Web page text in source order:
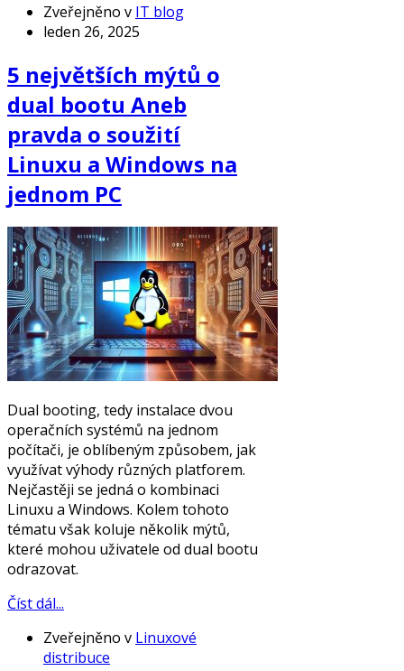
Zveřejněno v IT blog
leden 26, 2025
5 největších mýtů o
dual bootu Aneb
pravda o soužití
Linuxu a Windows na
jednom PC
Dual booting, tedy instalace dvou
operačních systémů na jednom
počítači, je oblíbeným způsobem, jak
využívat výhody různých platforem.
Nejčastěji se jedná o kombinaci
Linuxu a Windows. Kolem tohoto
tématu však koluje několik mýtů,
které mohou uživatele od dual bootu
odrazovat.
Číst dál...
Zveřejněno v Linuxové
distribuce